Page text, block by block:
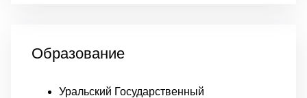
Образование
Уральский Государственный